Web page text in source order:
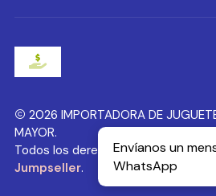
2026 IMPORTADORA DE
MAYOR.
Todos los derechos reservados.
Jumpseller.
Envíanos un
WhatsApp